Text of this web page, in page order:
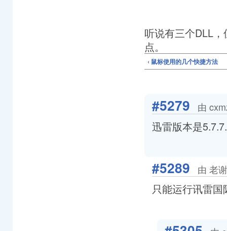
听说有三个DLL
点。
‹ 鼠标使用的几个快捷方法
#5279 由
迅雷版本是
#5289 由 老
只能运行讯雷